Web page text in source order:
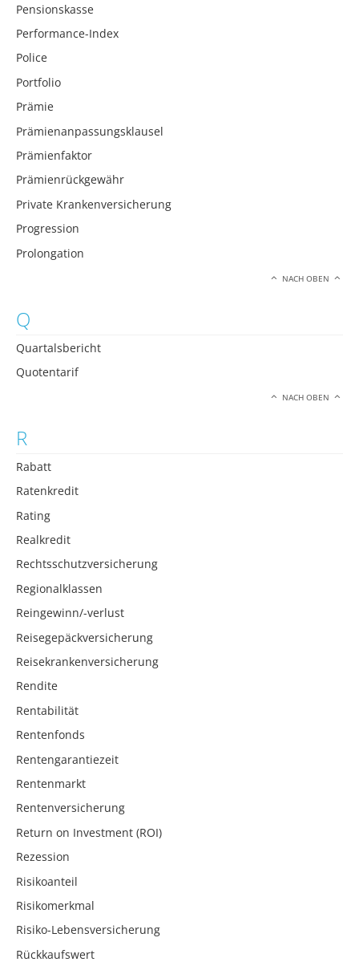
Pensionskasse
Performance-Index
Police
Portfolio
Prämie
Prämienanpassungsklausel
Prämienfaktor
Prämienrückgewähr
Private Krankenversicherung
Progression
Prolongation
NACH OBEN
Q
Quartalsbericht
Quotentarif
NACH OBEN
R
Rabatt
Ratenkredit
Rating
Realkredit
Rechtsschutzversicherung
Regionalklassen
Reingewinn/-verlust
Reisegepäckversicherung
Reisekrankenversicherung
Rendite
Rentabilität
Rentenfonds
Rentengarantiezeit
Rentenmarkt
Rentenversicherung
Return on Investment (ROI)
Rezession
Risikoanteil
Risikomerkmal
Risiko-Lebensversicherung
Rückkaufswert